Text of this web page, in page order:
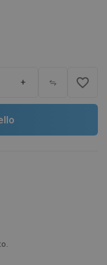
+ favorite_border